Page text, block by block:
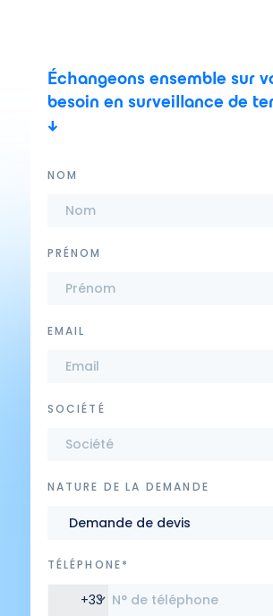
Échangeons ensemble sur
besoin en surveillance de
↓
NOM
PRÉNOM
EMAIL
SOCIÉTÉ
NATURE DE LA DEMANDE
TÉLÉPHONE*
+33